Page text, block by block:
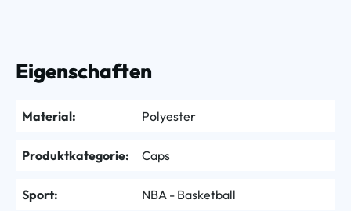
Eigenschaften
Material: Polyester
Produktkategorie: Caps
Sport: NBA - Basketball